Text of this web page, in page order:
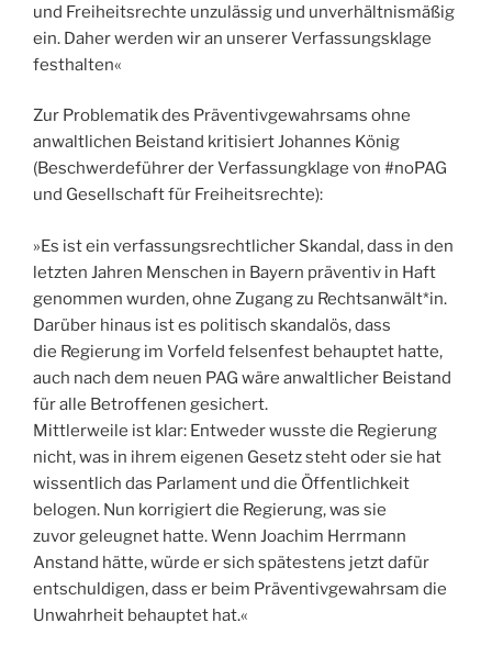
und Freiheitsrechte unzulässig und unverhältnismäßig
ein. Daher werden wir an unserer Verfassungsklage
festhalten«
Zur Problematik des Präventivgewahrsams ohne
anwaltlichen Beistand kritisiert Johannes König
(Beschwerdeführer der Verfassungklage von #noPAG
und Gesellschaft für Freiheitsrechte):
»Es ist ein verfassungsrechtlicher Skandal, dass in den
letzten Jahren Menschen in Bayern präventiv in Haft
genommen wurden, ohne Zugang zu Rechtsanwält*in.
Darüber hinaus ist es politisch skandalös, dass
die Regierung im Vorfeld felsenfest behauptet hatte,
auch nach dem neuen PAG wäre anwaltlicher Beistand
für alle Betroffenen gesichert.
Mittlerweile ist klar: Entweder wusste die Regierung
nicht, was in ihrem eigenen Gesetz steht oder sie hat
wissentlich das Parlament und die Öffentlichkeit
belogen. Nun korrigiert die Regierung, was sie
zuvor geleugnet hatte. Wenn Joachim Herrmann
Anstand hätte, würde er sich spätestens jetzt dafür
entschuldigen, dass er beim Präventivgewahrsam die
Unwahrheit behauptet hat.«